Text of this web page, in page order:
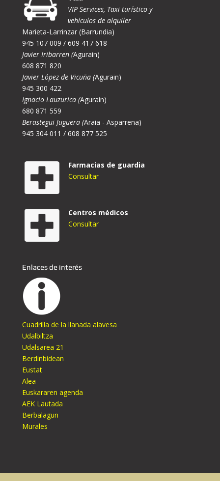
VIP Services, Taxi turístico y
vehículos de alquiler
Marieta-Larrinzar (Barrundia)
945 107 009 / 609 417 618
Javier Iribarren (Agurain)
608 871 820
Javier López de Vicuña (Agurain)
945 300 422
Ignacio Lauzurica (Agurain)
680 871 559
Berastegui Juguera (Araia - Asparrena)
945 304 011 / 608 877 525
Farmacias de guardia
Consultar
Centros médicos
Consultar
Enlaces de interés
Cuadrilla de la llanada alavesa
Udalbiltza
Udalsarea 21
Berdinbidean
Eustat
Alea
Euskararen agenda
AEK Lautada
Berbalagun
Murales